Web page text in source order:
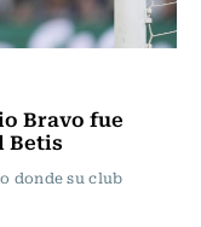
Bravo fue
Betis
donde su club